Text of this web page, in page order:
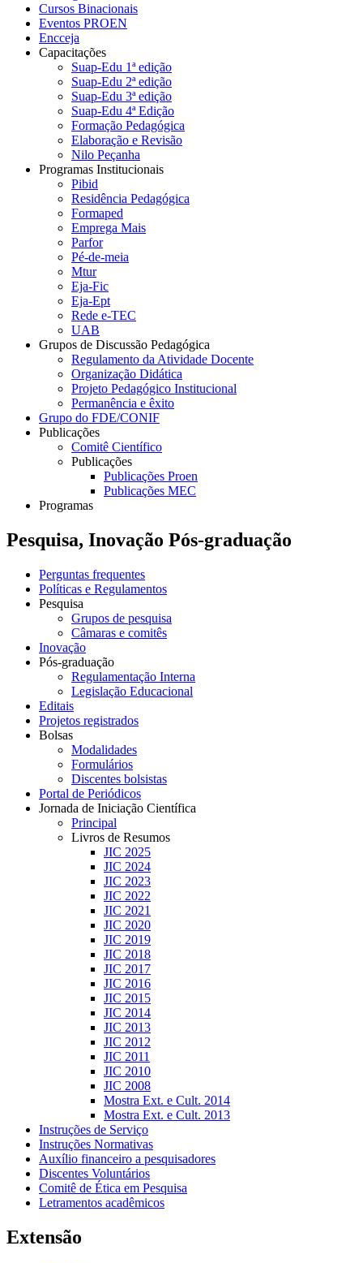
Cursos Binacionais
Eventos PROEN
Encceja
Capacitações
Suap-Edu 1ª edição
Suap-Edu 2ª edição
Suap-Edu 3ª edição
Suap-Edu 4ª Edição
Formação Pedagógica
Elaboração e Revisão
Nilo Peçanha
Programas Institucionais
Pibid
Residência Pedagógica
Formaped
Emprega Mais
Parfor
Pé-de-meia
Mtur
Eja-Fic
Eja-Ept
Rede e-TEC
UAB
Grupos de Discussão Pedagógica
Regulamento da Atividade Docente
Organização Didática
Projeto Pedagógico Institucional
Permanência e êxito
Grupo do FDE/CONIF
Publicações
Comitê Científico
Publicações
Publicações Proen
Publicações MEC
Programas
Pesquisa, Inovação Pós-graduação
Perguntas frequentes
Políticas e Regulamentos
Pesquisa
Grupos de pesquisa
Câmaras e comitês
Inovação
Pós-graduação
Regulamentação Interna
Legislação Educacional
Editais
Projetos registrados
Bolsas
Modalidades
Formulários
Discentes bolsistas
Portal de Periódicos
Jornada de Iniciação Científica
Principal
Livros de Resumos
JIC 2025
JIC 2024
JIC 2023
JIC 2022
JIC 2021
JIC 2020
JIC 2019
JIC 2018
JIC 2017
JIC 2016
JIC 2015
JIC 2014
JIC 2013
JIC 2012
JIC 2011
JIC 2010
JIC 2008
Mostra Ext. e Cult. 2014
Mostra Ext. e Cult. 2013
Instruções de Serviço
Instruções Normativas
Auxílio financeiro a pesquisadores
Discentes Voluntários
Comitê de Ética em Pesquisa
Letramentos acadêmicos
Extensão